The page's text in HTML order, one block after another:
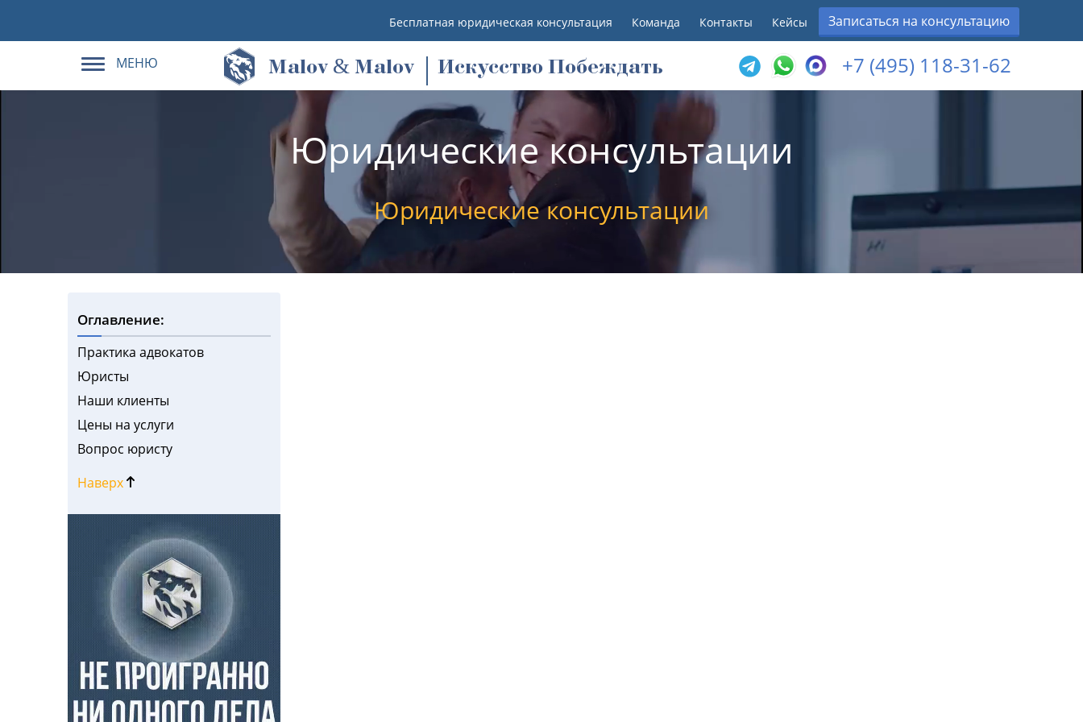
Бесплатная юридическая консультация Команда Контакты Кейсы Записаться на консультацию
МЕНЮ Malov & Malov Искусство Побеждать +7 (495) 118-31-62
Юридические консультации
Юридические консультации
Оглавление:
Практика адвокатов
Юристы
Наши клиенты
Цены на услуги
Вопрос юристу
Наверх